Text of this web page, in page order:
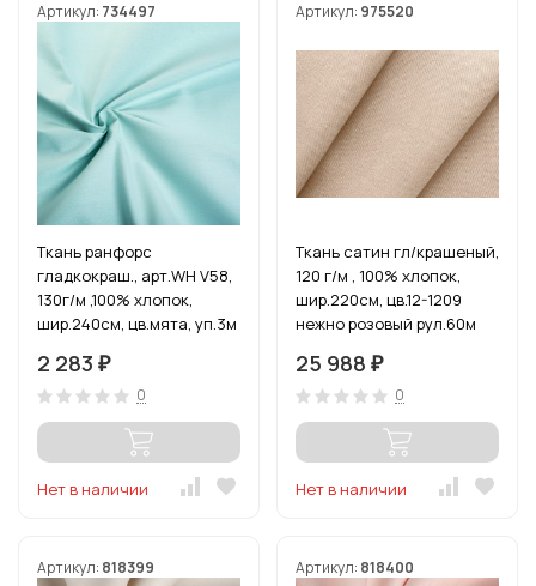
Артикул: 734497
Ткань ранфорс
гладкокраш., арт.WH V58,
130г/м ,100% хлопок,
шир.240см, цв.мята, уп.3м
2 283 ₽
0
Нет в наличии
Артикул: 975520
Ткань сатин гл/крашеный,
120 г/м , 100% хлопок,
шир.220см, цв.12-1209
нежно розовый рул.60м
25 988 ₽
0
Нет в наличии
Артикул: 818399 Артикул: 818400